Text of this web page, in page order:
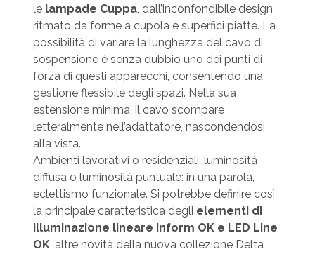
le lampade Cuppa, dall’inconfondibile design
ritmato da forme a cupola e superfici piatte. La
possibilità di variare la lunghezza del cavo di
sospensione è senza dubbio uno dei punti di
forza di questi apparecchi, consentendo una
gestione flessibile degli spazi. Nella sua
estensione minima, il cavo scompare
letteralmente nell’adattatore, nascondendosi
alla vista.
Ambienti lavorativi o residenziali, luminosità
diffusa o luminosità puntuale: in una parola,
eclettismo funzionale. Si potrebbe definire così
la principale caratteristica degli elementi di
illuminazione lineare Inform OK e LED Line
OK, altre novità della nuova collezione Delta